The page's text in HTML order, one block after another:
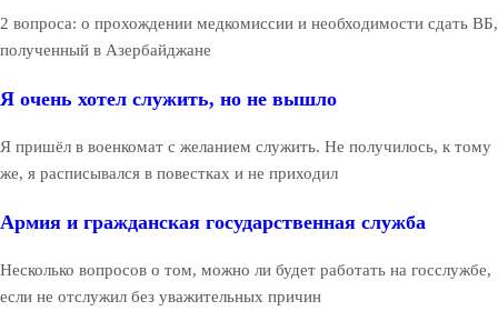
2 вопроса: о прохождении медкомиссии и необходимости сдать ВБ,
полученный в Азербайджане
Я очень хотел служить, но не вышло
Я пришёл в военкомат с желанием служить. Не получилось, к тому
же, я расписывался в повестках и не приходил
Армия и гражданская государственная служба
Несколько вопросов о том, можно ли будет работать на госслужбе,
если не отслужил без уважительных причин